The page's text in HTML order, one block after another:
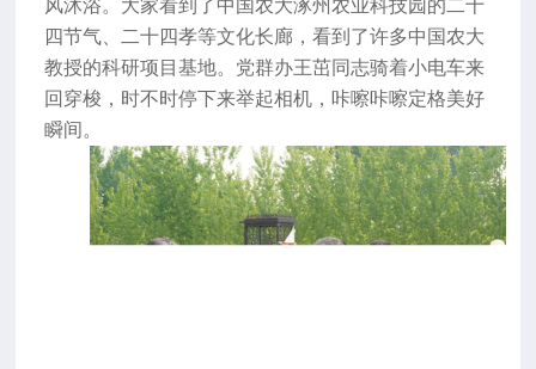
风沐浴。大家看到了中国农大涿州农业科技园的二十
四节气、二十四孝等文化长廊，看到了许多中国农大
教授的科研项目基地。党群办王茁同志骑着小电车来
回穿梭，时不时停下来举起相机，咔嚓咔嚓定格美好
瞬间。